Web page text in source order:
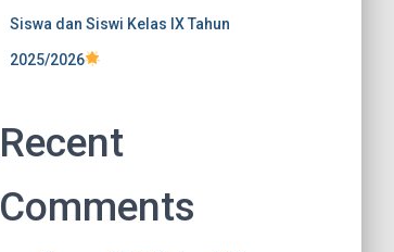
Siswa dan Siswi Kelas IX Tahun
2025/2026
Recent
Comments